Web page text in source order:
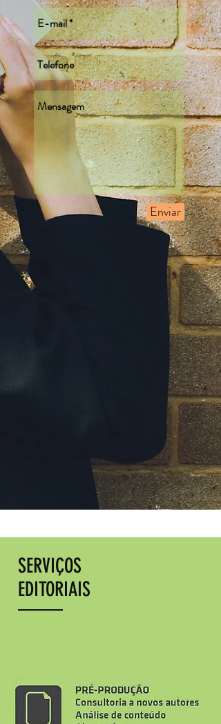
Enviar
SERVIÇOS
EDITORIAIS